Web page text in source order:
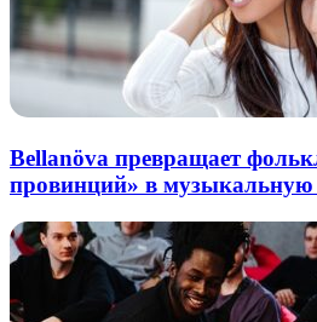
Bellanöva превращает
провинций» в